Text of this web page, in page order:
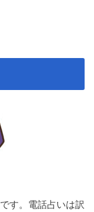
す。電話占いは訳